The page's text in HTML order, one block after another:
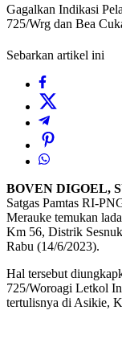
Gagalkan Indikasi
725/Wrg dan Bea
Sebarkan artikel ini
BOVEN DIGOEL,
Satgas Pamtas RI-
Merauke temukan
Km 56, Distrik
Rabu (14/6/2023).
Hal tersebut
725/Woroagi Letkol
tertulisnya di Asikie,